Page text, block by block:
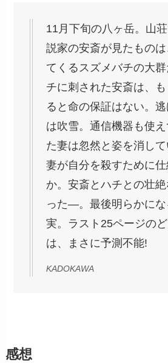
11月下旬の八ヶ岳。山
説家の安斎が見たもの
てくるスズメバチの大
チに刺された安斎は、
ると命の保証はない。
は吹雪。通信機器も使
た妻は忽然と姿を消し
妻が自分を殺すために
か。安斎とハチとの壮
った―。最後明らかに
実。ラスト25ページの
は、まさに予測不能!
KADOKAWA
感想